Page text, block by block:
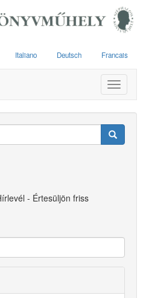
Italiano Deutsch Francais
Toggle
- Értesüljön friss